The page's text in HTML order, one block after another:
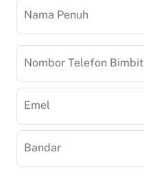
Nama Penuh
Nombor Telefon Bimbit
Emel
Bandar